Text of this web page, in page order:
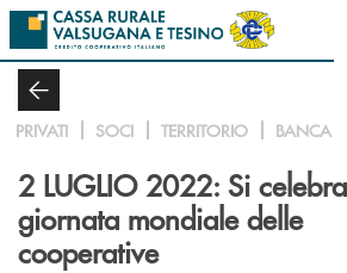
Salta al contenuto principale
PRIVATI SOCI TERRITORIO BANCA
2 LUGLIO 2022: Si
giornata mondiale delle
cooperative